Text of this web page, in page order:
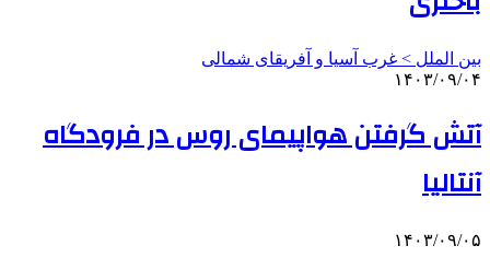
بین الملل > غرب آسیا و آفریقای شمالی
۱۴۰۳/۰۹/۰۴
آتش گرفتن هواپیمای روس در فرودگاه
آنتالیا
۱۴۰۳/۰۹/۰۵